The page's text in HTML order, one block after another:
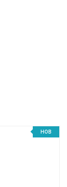
НОВ